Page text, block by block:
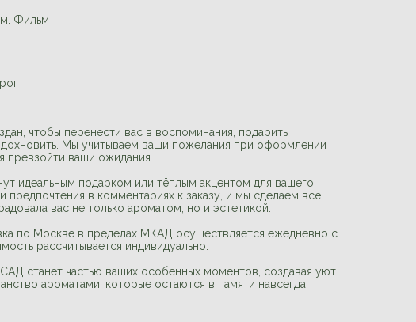
Фильм
чтобы перенести вас в воспоминания, подарить
Мы учитываем ваши пожелания при оформлении
превзойти ваши ожидания.
идеальным подарком или тёплым акцентом для вашего
предпочтения в комментариях к заказу, и мы сделаем всё,
вас не только ароматом, но и эстетикой.
по Москве в пределах МКАД осуществляется ежедневно с
рассчитывается индивидуально.
станет частью ваших особенных моментов, создавая уют
ароматами, которые остаются в памяти навсегда!